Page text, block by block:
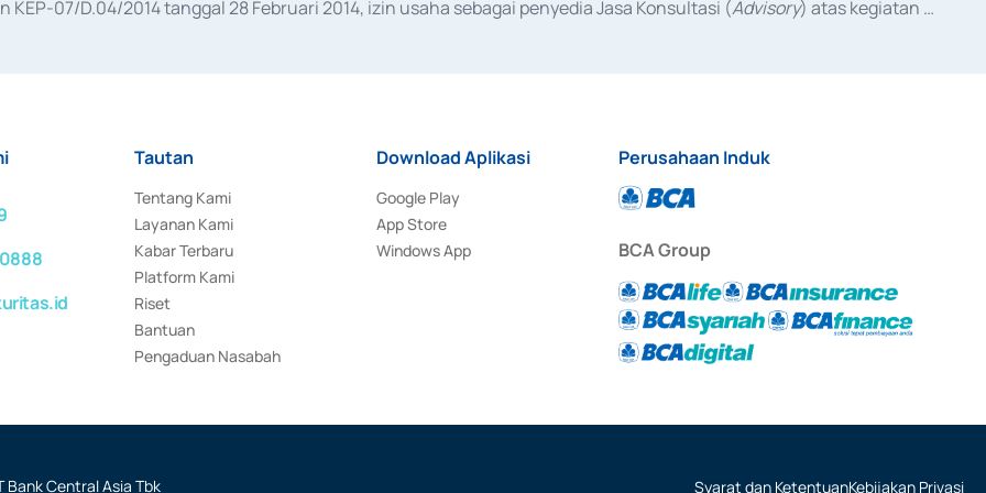
KEP-07/D.04/2014 tanggal 28 Februari 2014, izin usaha sebagai penyedia Jasa Konsultasi (Advisory) atas kegiatan
Tautan
Tentang Kami
Layanan Kami
Kabar Terbaru
Platform Kami
Riset
Bantuan
Pengaduan Nasabah
Download Aplikasi
Google Play
App Store
Windows App
Perusahaan Induk
BCA Group
Bank Central Asia Tbk
Syarat dan KetentuanKebijakan Privasi